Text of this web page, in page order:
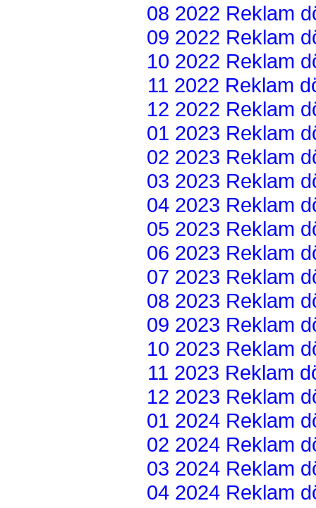
08 2022 Reklam
09 2022 Reklam
10 2022 Reklam
11 2022 Reklam
12 2022 Reklam
01 2023 Reklam
02 2023 Reklam
03 2023 Reklam
04 2023 Reklam
05 2023 Reklam
06 2023 Reklam
07 2023 Reklam
08 2023 Reklam
09 2023 Reklam
10 2023 Reklam
11 2023 Reklam
12 2023 Reklam
01 2024 Reklam
02 2024 Reklam
03 2024 Reklam
04 2024 Reklam